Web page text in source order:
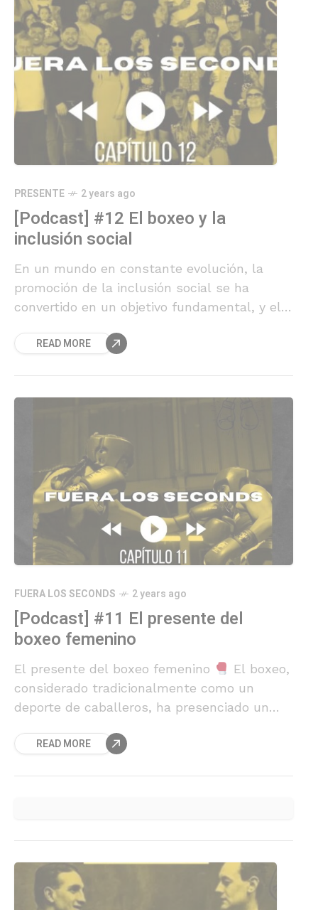
PRESENTE 2 years ago
[Podcast] #12 El boxeo y la
inclusión social
En un mundo en constante evolución, la
promoción de la inclusión social se ha
convertido en un objetivo fundamental, y el
efectiva para empoderar a individuos y
READ MORE
FUERA LOS SECONDS 2 years ago
[Podcast] #11 El presente del
boxeo femenino
El presente del boxeo femenino
El boxeo,
considerado tradicionalmente como un
deporte de caballeros, ha presenciado un
boxeo femenino. Las mujeres han desafiado
READ MORE